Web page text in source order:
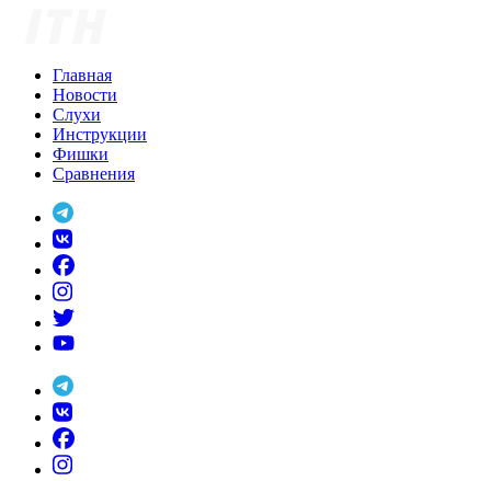
Главная
Новости
Слухи
Инструкции
Фишки
Сравнения